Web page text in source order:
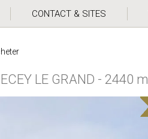
CONTACT & SITES
LE GRAND - 2440 m